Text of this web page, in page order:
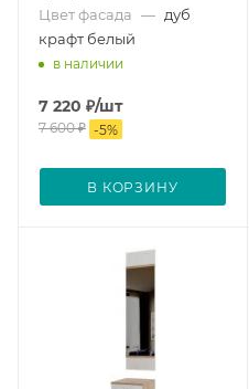
Цвет фасада — дуб
крафт белый
в наличии
7 220 ₽/шт
7 600₽ -5%
В КОРЗИНУ